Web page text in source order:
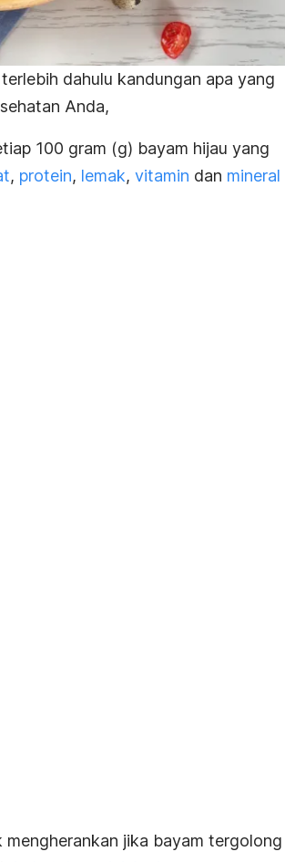
dahulu kandungan apa yang
Anda,
100 gram (g) bayam hijau yang
, protein, lemak, vitamin dan mineral
jika bayam tergolong